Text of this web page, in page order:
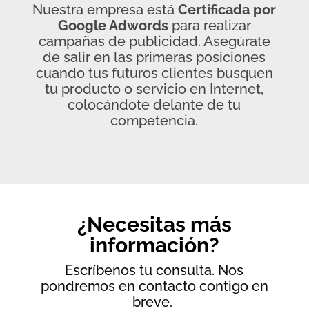
Nuestra empresa estáCertificada por
Google Adwordspara realizar
campañas de publicidad. Asegúrate
de salir en las primeras posiciones
cuando tus futuros clientes busquen
tu producto o servicio en Internet,
colocándote delante de tu
competencia.
¿Necesitas más
información?
Escríbenos tu consulta. Nos
pondremos en contacto contigo en
breve.